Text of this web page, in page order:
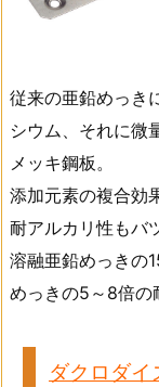
従来の亜鉛めっき
シウム、それに微
メッキ鋼板。
添加元素の複合効
耐アルカリ性もバ
溶融亜鉛めっきの
めっきの5～8倍の
ダクロダイ